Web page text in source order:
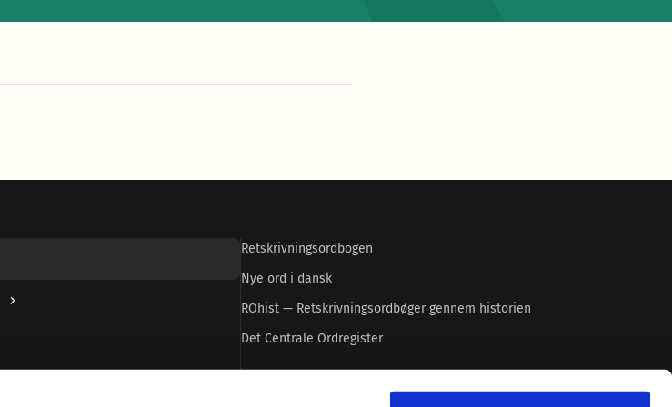
Retskrivningsordbogen
Nye ord i dansk
ROhist — Retskrivningsordbøger gennem historien
Det Centrale Ordregister